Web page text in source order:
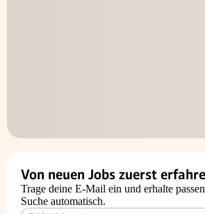
Von neuen Jobs zuerst
Trage deine E-Mail ein und erhalte
Suche automatisch.